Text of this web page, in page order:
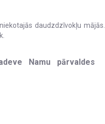
daudzdzīvokļu mājās.
Namu pārvaldes